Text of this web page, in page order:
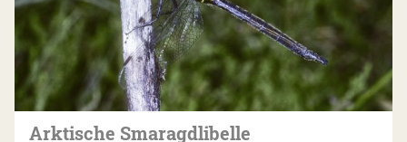
Arktische Smaragdlibelle